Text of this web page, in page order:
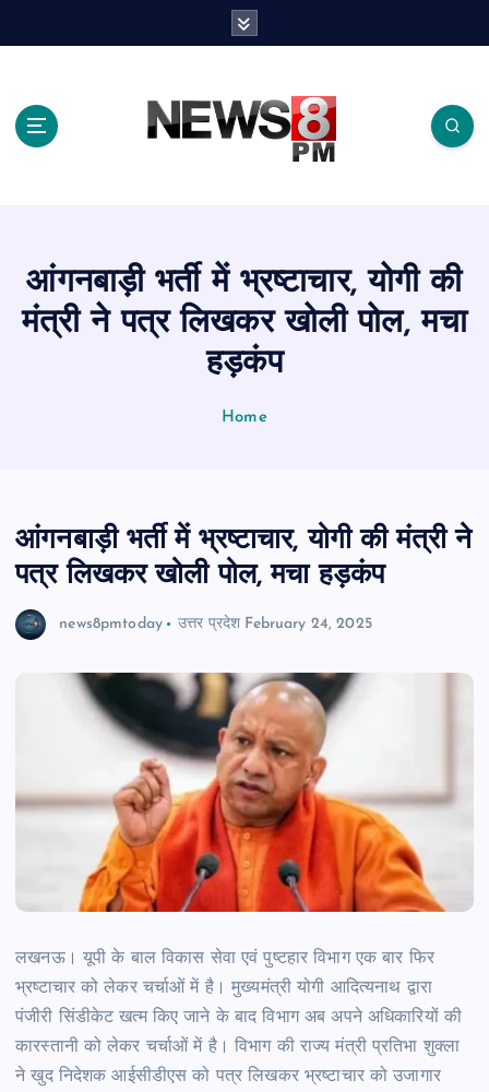
आंगनबाड़ी भर्ती में भ्रष्टाचार, योगी की
मंत्री ने पत्र लिखकर खोली पोल, मचा
हड़कंप
Home
आंगनबाड़ी भर्ती में भ्रष्टाचार, योगी की मंत्री ने
पत्र लिखकर खोली पोल, मचा हड़कंप
news8pmtoday उत्तर प्रदेश February 24, 2025
लखनऊ। यूपी के बाल विकास सेवा एवं पुष्टहार विभाग एक बार फिर
भ्रष्टाचार को लेकर चर्चाओं में है। मुख्यमंत्री योगी आदित्यनाथ द्वारा
पंजीरी सिंडीकेट खत्म किए जाने के बाद विभाग अब अपने अधिकारियों की
कारस्तानी को लेकर चर्चाओं में है। विभाग की राज्य मंत्री प्रतिभा शुक्ला
ने खुद निदेशक आईसीडीएस को पत्र लिखकर भ्रष्टाचार को उजागार